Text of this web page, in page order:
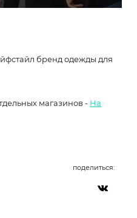
бренд одежды для
магазинов - На
поделиться: